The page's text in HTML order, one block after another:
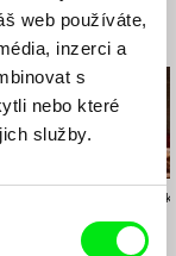
web používáte,
inzerci a
s
nebo které
služby.
Bohdan Karásek
Lucie